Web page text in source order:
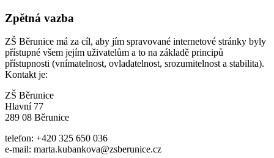
Zpětná vazba
ZŠ Běrunice má za cíl, aby jím spravované internetové stránky byly
přístupné všem jejím uživatelům a to na základě principů
přístupnosti (vnímatelnost, ovladatelnost, srozumitelnost a stabilita).
Kontakt je:
ZŠ Běrunice
Hlavní 77
289 08 Běrunice
telefon: +420 325 650 036
e-mail: marta.kubankova@zsberunice.cz